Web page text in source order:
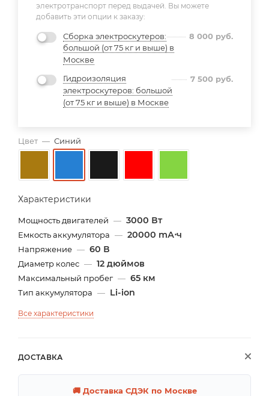
Цвет — Синий
Характеристики
Мощность двигателей — 3000 Вт
Емкость аккумулятора — 20000 mА⋅ч
Напряжение — 60 В
Диаметр колес — 12 дюймов
Максимальный пробег — 65 км
Тип аккумулятора — Li-ion
Все характеристики
ДОСТАВКА
🚚 Доставка СДЭК по Москве
электротранспорт перед выдачей. Вы можете
добавить эти опции к заказу:
Сборка электроскутеров:
большой (от 75 кг и выше) в
Москве
8 000 руб.
Гидроизоляция
электроскутеров: большой
(от 75 кг и выше) в Москве
7 500 руб.